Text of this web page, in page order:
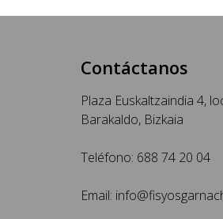
Contáctanos
Plaza Euskaltzaindia 4,
Barakaldo, Bizkaia
Teléfono: 688 74 20 04
Email: